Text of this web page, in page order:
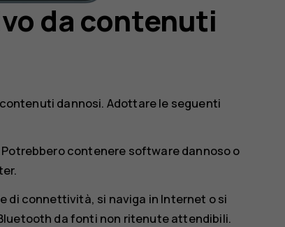
da contenuti
dannosi. Adottare le seguenti
contenere software dannoso o
connettività, si naviga in Internet o si
da fonti non ritenute attendibili.